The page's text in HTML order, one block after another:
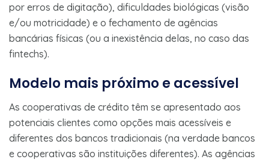
por erros de digitação), dificuldades biológicas (visão
e/ou motricidade) e o fechamento de agências
bancárias físicas (ou a inexistência delas, no caso das
fintechs).
Modelo mais próximo e acessível
As cooperativas de crédito têm se apresentado aos
potenciais clientes como opções mais acessíveis e
diferentes dos bancos tradicionais (na verdade bancos
e cooperativas são instituições diferentes). As agências